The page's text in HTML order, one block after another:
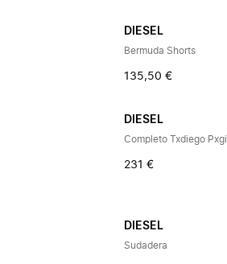
DIESEL
Bermuda Shorts
135,50 €
DIESEL
Completo Txdiego Pxgi
231 €
DIESEL
Sudadera